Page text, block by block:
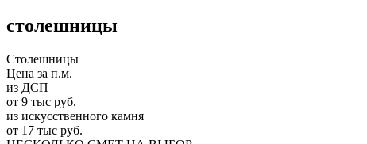
столешницы
Столешницы
Цена за п.м.
из ДСП
от 9 тыс руб.
из искусственного камня
от 17 тыс руб.